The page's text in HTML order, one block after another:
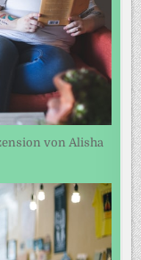
von Alisha